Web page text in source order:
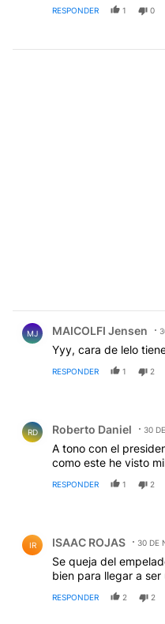
RESPONDER 1 0
MJ MAICOLFI Jensen
Yyy, cara de lelo
RESPONDER 1 2
RD Roberto Daniel 30
A tono con el
como este he visto
RESPONDER 1 2
IR ISAAC ROJAS 30 DE
Se queja del
bien para llegar a ser
RESPONDER 2 2